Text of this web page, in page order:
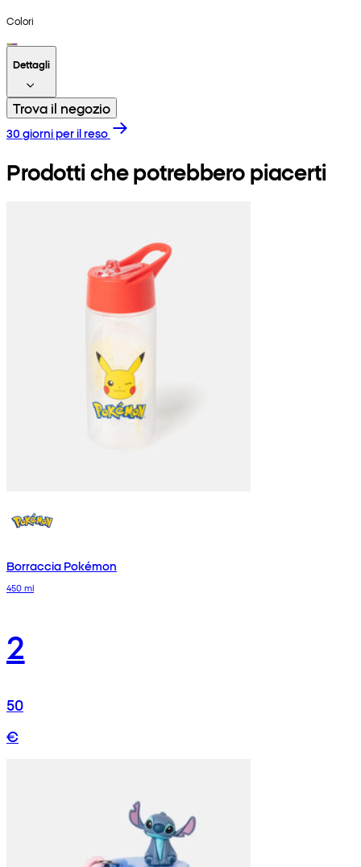
Colori
Dettagli
Trova il negozio
30 giorni per il reso
Prodotti che potrebbero piacerti
Borraccia Pokémon
450 ml
2
50
€